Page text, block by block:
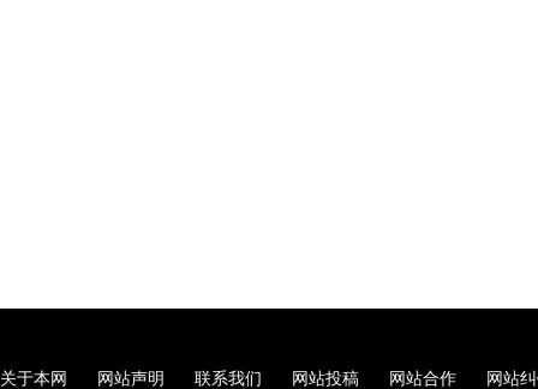
关于本网 网站声明 联系我们 网站投稿 网站合作 网站